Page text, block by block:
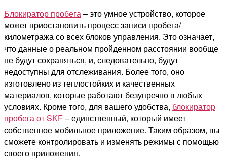
Блокиратор пробега– это умное устройство, которое
может приостановить процесс записи пробега/
километража со всех блоков управления. Это означает,
что данные о реальном пройденном расстоянии вообще
не будут сохраняться, и, следовательно, будут
недоступны для отслеживания. Более того, оно
изготовлено из теплостойких и качественных
материалов, которые работают безупречно в любых
условиях. Кроме того, для вашего удобства, блокиратор
пробега от SKF– единственный, который имеет
собственное мобильное приложение. Таким образом, вы
сможете контролировать и изменять режимы с помощью
своего приложения.